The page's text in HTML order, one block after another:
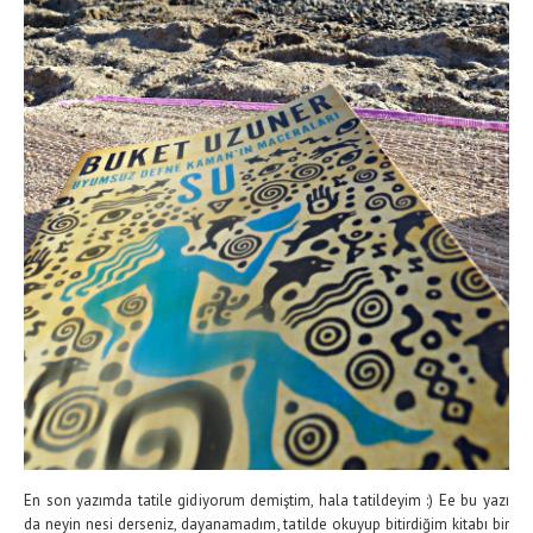
En son yazımda tatile gidiyorum demiştim, hala tatildeyim :) Ee bu yazı
da neyin nesi derseniz, dayanamadım, tatilde okuyup bitirdiğim kitabı bir